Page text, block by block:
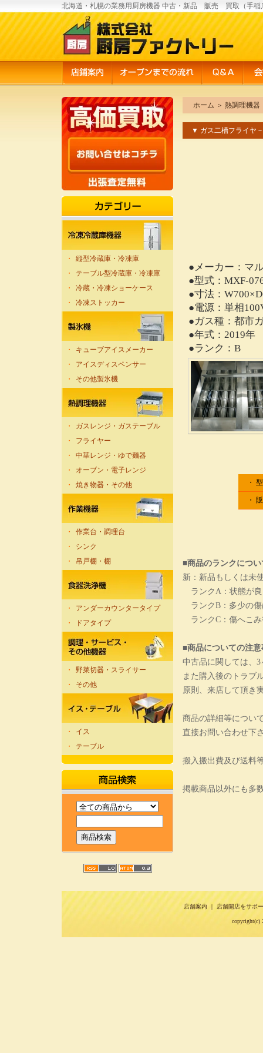
北海道・札幌の業務用厨房機器 中古・新品 販売 買取（手稲
・
縦型冷蔵庫・冷凍庫
・
テーブル型冷蔵庫・冷凍庫
・
冷蔵・冷凍ショーケース
・
冷凍ストッカー
・
キューブアイスメーカー
・
アイスディスペンサー
・
その他製氷機
・
ガスレンジ・ガステーブル
・
フライヤー
・
中華レンジ・ゆで麺器
・
オーブン・電子レンジ
・
焼き物器・その他
・
作業台・調理台
・
シンク
・
吊戸棚・棚
・
アンダーカウンタータイプ
・
ドアタイプ
・
野菜切器・スライサー
・
その他
・
イス
・
テーブル
ホーム ＞ 熱調理機器
▼ ガス二槽フライヤ－
●メーカー：マ
●型式：MXF-
●寸法：
●電源：単相
●ガス種：都市
●年式：2019年
●ランク：B
・
・
■商品のランクについ
新：新品もしくは未
ランクA：状態が
ランクB：多少の傷
ランクC：傷へこ
■商品についての注
中古品に関しては、
また購入後のトラブ
原則、来店して頂き
商品の詳細等につい
直接お問い合わせ下
搬入搬出費及び送料
掲載商品以外にも多
店舗案内 ｜ 店舗開店をサポ
copyright(c)